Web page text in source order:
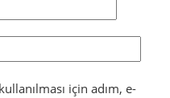
için adım, e-